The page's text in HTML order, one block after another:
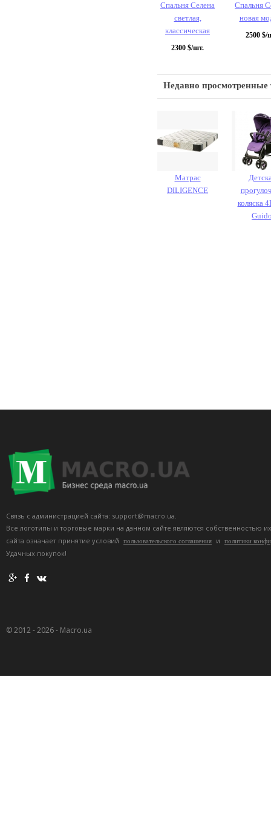
Спальня Селена
светлая,
классическая
2300 $/шт.
Спальня
новая
2500 $/
Недавно просмотренные
Матрас
DILIGENCE
коляска
Связь с администрацией сайта: support@macro.ua.
Все логотипы и торговые марки на данном сайте являются собственностью
сайта означает принятие условий
пользовательского соглашения и политики
Удачных покупок!
© 2012 - 2026 - Macro.ua